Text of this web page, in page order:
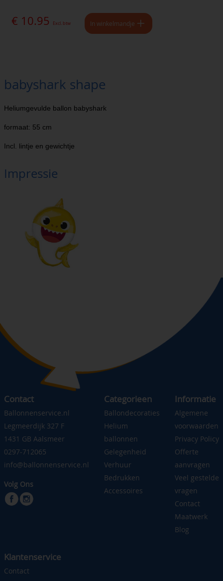
€ 10.95 Excl. btw In winkelmandje
babyshark shape
Heliumgevulde ballon babyshark
formaat: 55 cm
Incl. lintje en gewichtje
Impressie
Contact
Ballonnenservice.nl
Legmeerdijk 327 F
1431 GB Aalsmeer
0297-712065
info@ballonnenservice.nl
Volg Ons
Categorieen
Ballondecoraties
Helium
ballonnen
Gelegenheid
Verhuur
Bedrukken
Accessoires
Informatie
Algemene
voorwaarden
Privacy Policy
Offerte
aanvragen
Veel gestelde
vragen
Contact
Maatwerk
Blog
Klantenservice
Contact